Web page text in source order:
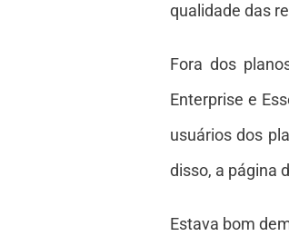
qualidade das
Fora dos
Enterprise e
usuários dos
disso, a página
Estava bom